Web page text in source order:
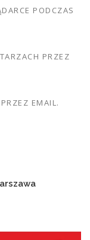
PODCZAS
PRZEZ
EMAIL.